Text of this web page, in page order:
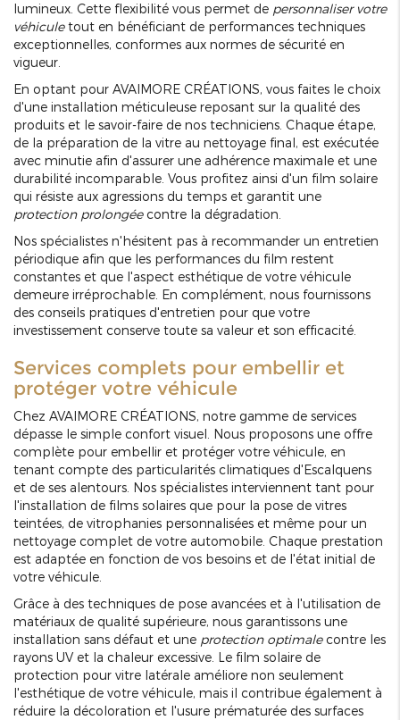
lumineux. Cette flexibilité vous permet de personnaliser votre
véhiculetout en bénéficiant de performances techniques
exceptionnelles, conformes aux normes de sécurité en
vigueur.
En optant pour AVAIMORE CRÉATIONS, vous faites le choix
d'une installation méticuleuse reposant sur la qualité des
produits et le savoir-faire de nos techniciens. Chaque étape,
de la préparation de la vitre au nettoyage final, est exécutée
avec minutie afin d'assurer une adhérence maximale et une
durabilité incomparable. Vous profitez ainsi d'un film solaire
qui résiste aux agressions du temps et garantit une
protection prolongéecontre la dégradation.
Nos spécialistes n'hésitent pas à recommander un entretien
périodique afin que les performances du film restent
constantes et que l'aspect esthétique de votre véhicule
demeure irréprochable. En complément, nous fournissons
des conseils pratiques d'entretien pour que votre
investissement conserve toute sa valeur et son efficacité.
Services complets pour embellir et
protéger votre véhicule
Chez AVAIMORE CRÉATIONS, notre gamme de services
dépasse le simple confort visuel. Nous proposons une offre
complète pour embellir et protéger votre véhicule, en
tenant compte des particularités climatiques d'Escalquens
et de ses alentours. Nos spécialistes interviennent tant pour
l'installation de films solaires que pour la pose de vitres
teintées, de vitrophanies personnalisées et même pour un
nettoyage complet de votre automobile. Chaque prestation
est adaptée en fonction de vos besoins et de l'état initial de
votre véhicule.
Grâce à des techniques de pose avancées et à l'utilisation de
matériaux de qualité supérieure, nous garantissons une
installation sans défaut et une protection optimalecontre les
rayons UV et la chaleur excessive. Le film solaire de
protection pour vitre latérale améliore non seulement
l'esthétique de votre véhicule, mais il contribue également à
réduire la décoloration et l'usure prématurée des surfaces